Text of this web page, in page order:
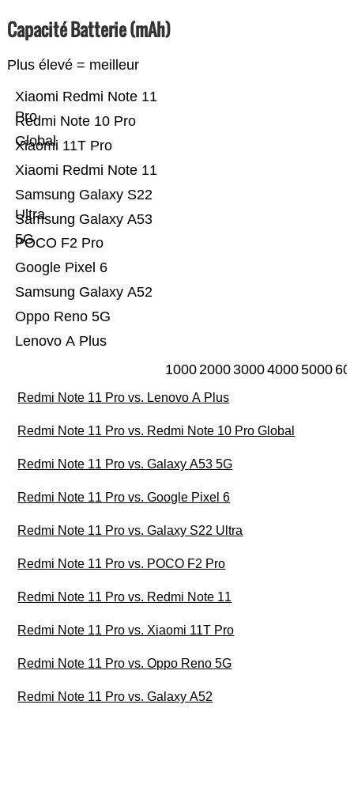
Capacité Batterie (mAh)
Plus élevé = meilleur
Lenovo A Plus
Oppo Reno 5G
Samsung Galaxy A52
Google Pixel 6
POCO F2 Pro
Samsung Galaxy A53
5G
Samsung Galaxy S22
Ultra
Xiaomi Redmi Note 11
Xiaomi 11T Pro
Redmi Note 10 Pro
Global
Xiaomi Redmi Note 11
Pro
10002000300040005000
Redmi Note 11 Pro vs. Lenovo A Plus
Redmi Note 11 Pro vs. Redmi Note 10 Pro Global
Redmi Note 11 Pro vs. Galaxy A53 5G
Redmi Note 11 Pro vs. Google Pixel 6
Redmi Note 11 Pro vs. Galaxy S22 Ultra
Redmi Note 11 Pro vs. POCO F2 Pro
Redmi Note 11 Pro vs. Redmi Note 11
Redmi Note 11 Pro vs. Xiaomi 11T Pro
Redmi Note 11 Pro vs. Oppo Reno 5G
Redmi Note 11 Pro vs. Galaxy A52